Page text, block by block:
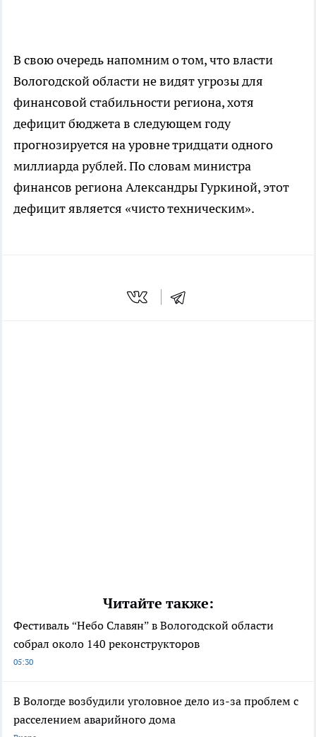
В свою очередь напомним о том, что власти
Вологодской области не видят угрозы для
финансовой стабильности региона, хотя
дефицит бюджета в следующем году
прогнозируется на уровне тридцати одного
миллиарда рублей. По словам министра
финансов региона Александры Гуркиной, этот
дефицит является «чисто техническим».
Читайте также:
Фестиваль “Небо Славян” в Вологодской области
собрал около 140 реконструкторов
05:30
В Вологде возбудили уголовное дело из-за проблем с
расселением аварийного дома